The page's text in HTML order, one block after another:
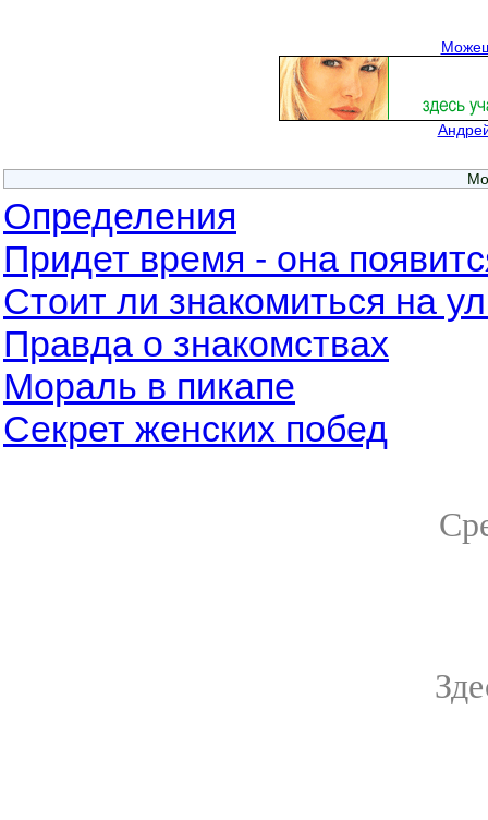
Определения
Придет время - она
Стоит ли знакомиться на
Правда о знакомствах
Мораль в пикапе
Секрет женских побед